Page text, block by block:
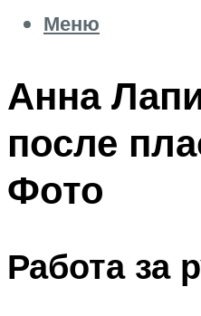
Меню
Анна
после
Фото
Работа за